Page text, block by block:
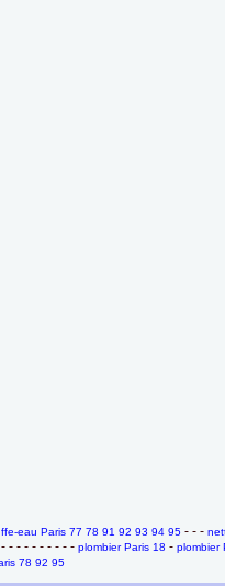
eau Paris 77 78 91 92 93 94 95 - - -
- - - - - - - - - plombier Paris 18 - plombier
78 92 95